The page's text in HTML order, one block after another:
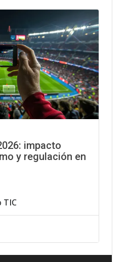
impacto
y regulación en
TIC